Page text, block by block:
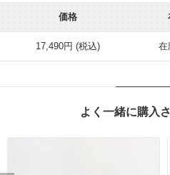
価格
17,490円 (税込) 在
よく一緒に購入